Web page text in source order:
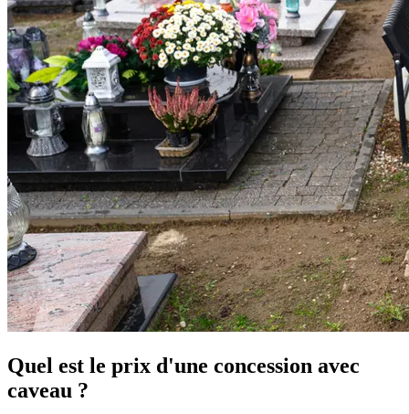
Quel est le prix d'une concession avec
caveau ?